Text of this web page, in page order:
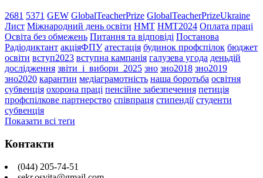
2681 5371 GEW GlobalTeacherPrize GlobalTeacherPrizeUkraine
Лист Міжнародний день освіти НМТ НМТ2024 Оплата праці
Освіта без обмежень Питання та відповіді Постанова
Радіодиктант акціяФПУ атестація будинок профспілок бюджет
освіти вступ2023 вступна кампанія галузева угода деньдій
дослідження звіти_і_вибори_2025 зно зно2018 зно2019
зно2020 карантин медіаграмотність наша боротьба освітня
субвенція охорона праці пенсійне забезпечення петиція
профспілкове партнерство співпраця стипендії студенти
субвенція
Показати всі теґи
Контакти
(044) 205-74-51